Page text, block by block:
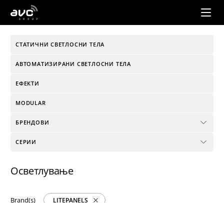
AVC
СТАТИЧНИ СВЕТЛОСНИ ТЕЛА
АВТОМАТИЗИРАНИ СВЕТЛОСНИ ТЕЛА
ЕФЕКТИ
MODULAR
БРЕНДОВИ
СЕРИИ
Осветлување
Brand(s) LITEPANELS